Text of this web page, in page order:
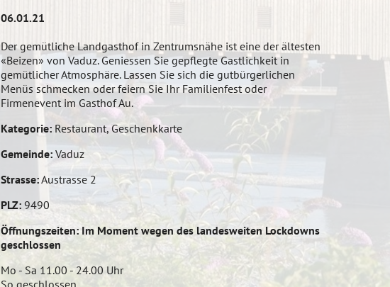
06.01.21
Der gemütliche Landgasthof in Zentrumsnähe ist eine der ältesten
«Beizen» von Vaduz. Geniessen Sie gepflegte Gastlichkeit in
gemütlicher Atmosphäre. Lassen Sie sich die gutbürgerlichen
Menüs schmecken oder feiern Sie Ihr Familienfest oder
Firmenevent im Gasthof Au.
Kategorie:Restaurant, Geschenkkarte
Gemeinde:Vaduz
Strasse:Austrasse 2
PLZ:9490
Öffnungszeiten: Im Moment wegen des landesweiten Lockdowns
geschlossen
Mo - Sa 11.00 - 24.00 Uhr
So geschlossen